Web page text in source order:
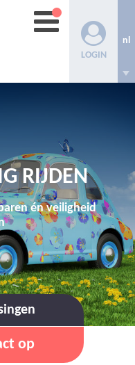
LOGIN
nl
RIJDEN
én veiligheid
op